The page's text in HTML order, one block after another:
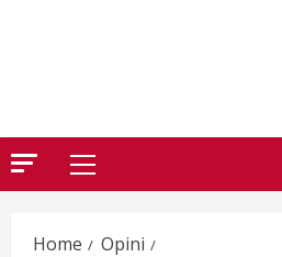
Primary
Home
Opini